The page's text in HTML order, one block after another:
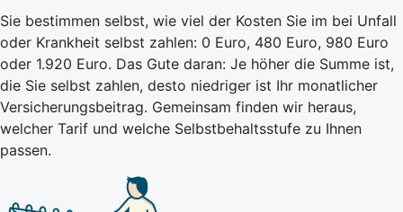
Sie bestimmen selbst, wie viel der Kosten Sie im bei Unfall
oder Krankheit selbst zahlen: 0 Euro, 480 Euro, 980 Euro
oder 1.920 Euro. Das Gute daran: Je höher die Summe ist,
die Sie selbst zahlen, desto niedriger ist Ihr monatlicher
Versicherungsbeitrag. Gemeinsam finden wir heraus,
welcher Tarif und welche Selbstbehaltsstufe zu Ihnen
passen.